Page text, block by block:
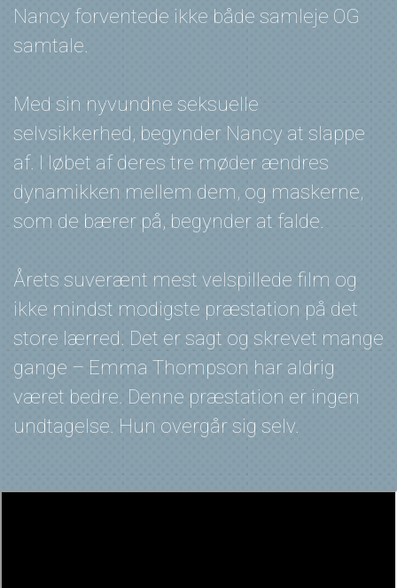
Nancy forventede ikke både samleje OG
samtale.
Med sin nyvundne seksuelle
selvsikkerhed, begynder Nancy at slappe
af. I løbet af deres tre møder ændres
dynamikken mellem dem, og maskerne,
som de bærer på, begynder at falde.
Årets suverænt mest velspillede film og
ikke mindst modigste præstation på det
store lærred. Det er sagt og skrevet mange
gange – Emma Thompson har aldrig
været bedre. Denne præstation er ingen
undtagelse. Hun overgår sig selv.